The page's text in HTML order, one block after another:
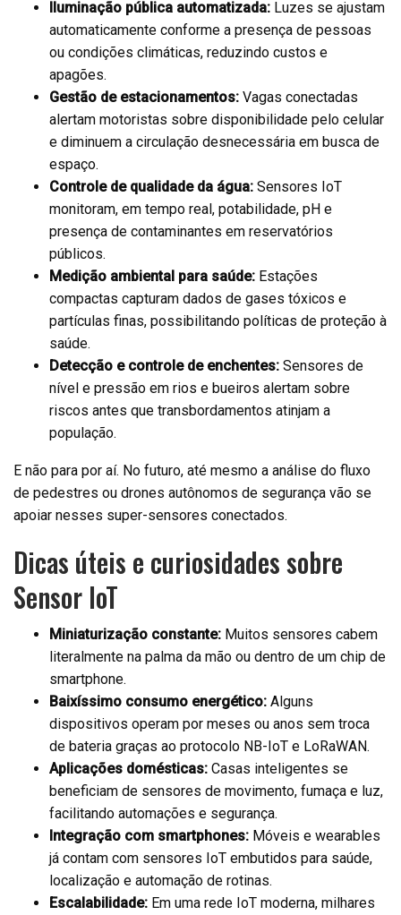
Iluminação pública automatizada: Luzes se ajustam
automaticamente conforme a presença de pessoas
ou condições climáticas, reduzindo custos e
apagões.
Gestão de estacionamentos: Vagas conectadas
alertam motoristas sobre disponibilidade pelo celular
e diminuem a circulação desnecessária em busca de
espaço.
Controle de qualidade da água: Sensores IoT
monitoram, em tempo real, potabilidade, pH e
presença de contaminantes em reservatórios
públicos.
Medição ambiental para saúde: Estações
compactas capturam dados de gases tóxicos e
partículas finas, possibilitando políticas de proteção à
saúde.
Detecção e controle de enchentes: Sensores de
nível e pressão em rios e bueiros alertam sobre
riscos antes que transbordamentos atinjam a
população.
E não para por aí. No futuro, até mesmo a análise do fluxo
de pedestres ou drones autônomos de segurança vão se
apoiar nesses super-sensores conectados.
Dicas úteis e curiosidades sobre
Sensor IoT
Miniaturização constante: Muitos sensores cabem
literalmente na palma da mão ou dentro de um chip de
smartphone.
Baixíssimo consumo energético: Alguns
dispositivos operam por meses ou anos sem troca
de bateria graças ao protocolo NB-IoT e LoRaWAN.
Aplicações domésticas: Casas inteligentes se
beneficiam de sensores de movimento, fumaça e luz,
facilitando automações e segurança.
Integração com smartphones: Móveis e wearables
já contam com sensores IoT embutidos para saúde,
localização e automação de rotinas.
Escalabilidade: Em uma rede IoT moderna, milhares